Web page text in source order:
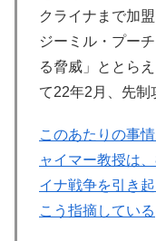
クライナまで加
ジーミル・プー
る脅威」ととら
て22年2月、先制
このあたりの事
ャイマー教授は
イナ戦争を引き
こう指摘している